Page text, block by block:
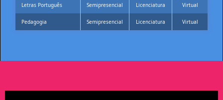
Letras Português Semipresencial Licenciatura Virtual
Pedagogia Semipresencial Licenciatura Virtual